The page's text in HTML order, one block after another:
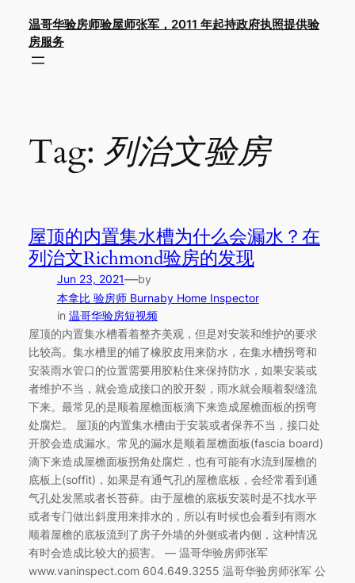
content
温哥华验房师验屋师张军，2011 年起持政府执照提供验
房服务
Tag: 列治文验房
屋顶的内置集水槽为什么会漏水？在
列治文Richmond验房的发现
Jun 23, 2021—by
本拿比 验房师 Burnaby Home Inspector
in 温哥华验房短视频
屋顶的内置集水槽看着整齐美观，但是对安装和维护的要求
比较高。集水槽里的铺了橡胶皮用来防水，在集水槽拐弯和
安装雨水管口的位置需要用胶粘住来保持防水，如果安装或
者维护不当，就会造成接口的胶开裂，雨水就会顺着裂缝流
下来。最常见的是顺着屋檐面板滴下来造成屋檐面板的拐弯
处腐烂。 屋顶的内置集水槽由于安装或者保养不当，接口处
开胶会造成漏水。常见的漏水是顺着屋檐面板(fascia board)
滴下来造成屋檐面板拐角处腐烂，也有可能有水流到屋檐的
底板上(soffit)，如果是有通气孔的屋檐底板，会经常看到通
气孔处发黑或者长苔藓。由于屋檐的底板安装时是不找水平
或者专门做出斜度用来排水的，所以有时候也会看到有雨水
顺着屋檐的底板流到了房子外墙的外侧或者内侧，这种情况
有时会造成比较大的损害。 — 温哥华验房师张军
www.vaninspect.com 604.649.3255 温哥华验房师张军 公